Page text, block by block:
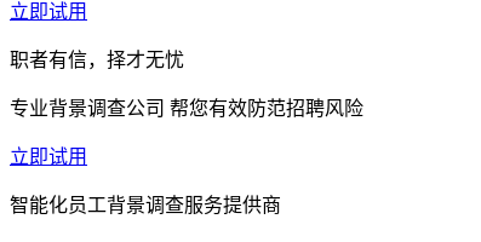
立即试用
职者有信，择才无忧
专业背景调查公司 帮您有效防范招聘风险
立即试用
智能化员工背景调查服务提供商